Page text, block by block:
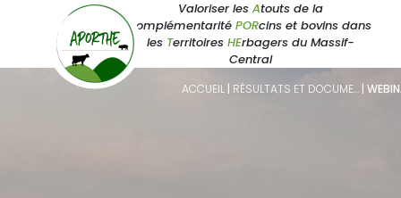
Valoriser les Atouts de la
complémentarité PORcins et bovins dans
les Territoires HErbagers du Massif-
Central
ACCUEIL | RÉSULTATS ET DOCUME… |